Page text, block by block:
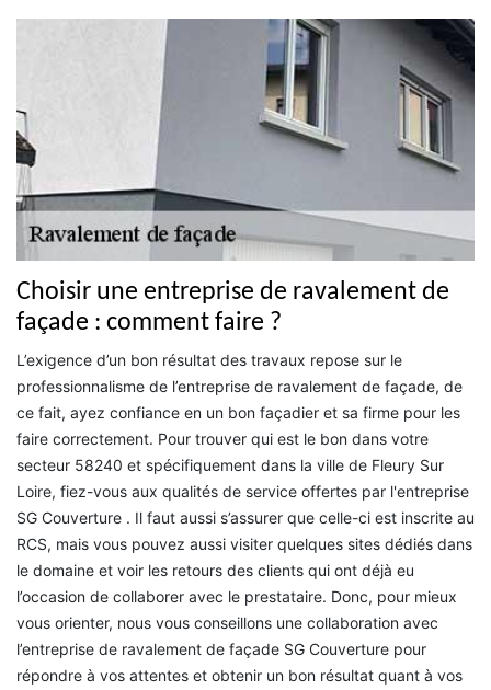
Choisir une entreprise de ravalement de
façade : comment faire ?
L’exigence d’un bon résultat des travaux repose sur le
professionnalisme de l’entreprise de ravalement de façade, de
ce fait, ayez confiance en un bon façadier et sa firme pour les
faire correctement. Pour trouver qui est le bon dans votre
secteur 58240 et spécifiquement dans la ville de Fleury Sur
Loire, fiez-vous aux qualités de service offertes par l'entreprise
SG Couverture . Il faut aussi s’assurer que celle-ci est inscrite au
RCS, mais vous pouvez aussi visiter quelques sites dédiés dans
le domaine et voir les retours des clients qui ont déjà eu
l’occasion de collaborer avec le prestataire. Donc, pour mieux
vous orienter, nous vous conseillons une collaboration avec
l’entreprise de ravalement de façade SG Couverture pour
répondre à vos attentes et obtenir un bon résultat quant à vos